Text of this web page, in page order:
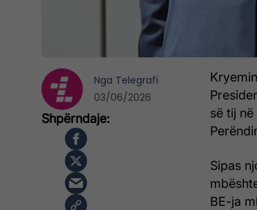
së tij
Sipas
BE-ja
Nga Telegrafi
03/06/2026